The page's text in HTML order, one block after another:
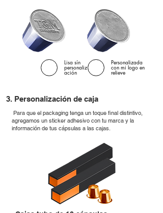
Lisa sín
personaliz
ación
Personalizada
con mi logo en
relieve
3. Personalización de caja
Para que el packaging tenga un toque final distintivo,
agregamos un sticker adhesivo con tu marca y la
información de tus cápsulas a las cajas.